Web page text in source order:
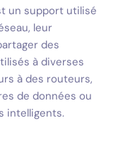
un support utilisé
leur
des
à diverses
à des routeurs,
de données ou
intelligents.